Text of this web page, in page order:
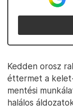
Kedden orosz
éttermet a
mentési
halálos